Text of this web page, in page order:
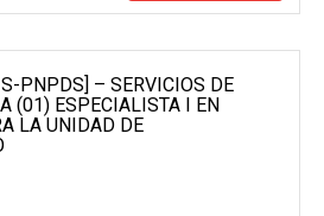
PNPDS] – SERVICIOS DE
(01) ESPECIALISTA I EN
LA UNIDAD DE